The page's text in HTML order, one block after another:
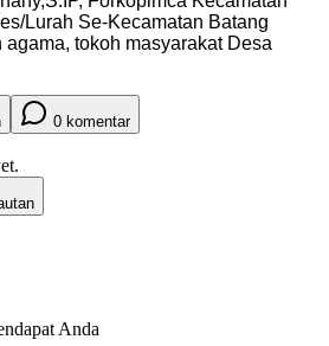
Lurah Se-Kecamatan Batang
agama, tokoh masyarakat Desa
0 komentar
Anda